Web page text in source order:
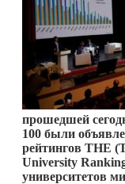
прошедшей
100 были
рейтингов THE
University
университетов